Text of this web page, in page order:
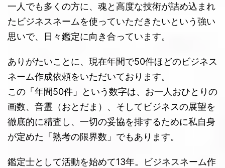
一人でも多くの方に、魂と高度な技術が詰め込まれ
たビジネスネームを使っていただきたいという強い
思いで、日々鑑定に向き合っています。
ありがたいことに、現在年間で50件ほどのビジネス
ネーム作成依頼をいただいております。
この「年間50件」という数字は、お一人おひとりの
画数、音霊（おとだま）、そしてビジネスの展望を
徹底的に精査し、一切の妥協を排するために私自身
が定めた「熟考の限界数」でもあります。
鑑定士として活動を始めて13年。ビジネスネーム作